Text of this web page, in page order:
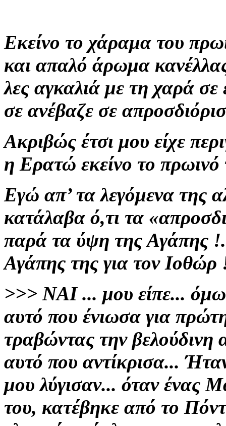
Εκείνο το χάραμα του
και απαλό άρωμα
λες αγκαλιά με τη χαρά σε
σε ανέβαζε σε
Ακριβώς έτσι μου είχε
η Ερατώ εκείνο το
Εγώ απ’ τα λεγόμενα της
κατάλαβα ό,τι τα
παρά τα ύψη της Αγάπης
Αγάπης της για τον Ιοθώρ
>>> ΝΑΙ ... μου είπε...
αυτό που ένιωσα για
τραβώντας την βελούδινη
αυτό που αντίκρισα...
μου λύγισαν... όταν ένας
του, κατέβηκε από το